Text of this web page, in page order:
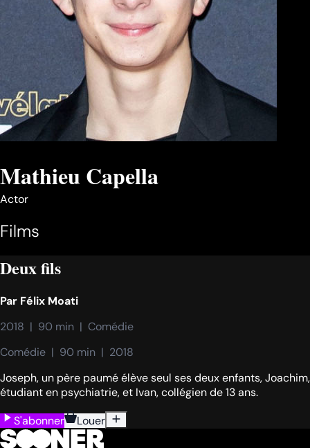
Mathieu Capella
Actor
Films
Deux fils
Par Félix Moati
2018  |  90 min  |  Comédie
Comédie  |  90 min  |  2018
Joseph, un père paumé élève seul ses deux enfants, Joachim,
étudiant en psychiatrie, et Ivan, collégien de 13 ans.
S'abonner
Louer